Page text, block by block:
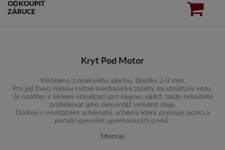
ODKOUPIT
ZÁRUCE
Kryt Pod Motor
Vyrobeno z ocelového plechu, tloušky 2-3 mm.
Pro její fixaci nejsou nutné mechanické zásahy na struktuře vozu.
Je opatřen s oknem vizualizací pro olejovu nádrž, takže nebudete
potřebovat jeho demontáž výměnit oleje.
Dodaní s montážním schématu, schéma která popisuje pozici a
pořadí upevnění upevňovacích prvků.
Sitemap